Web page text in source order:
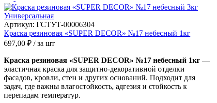
Универсальная
Артикул: ГСТУТ-00006304
Краска резиновая «SUPER DECOR» №17 небесный 1кг
697,00 ₽ / за шт
Краска резиновая «SUPER DECOR» №17 небесный 1кг —
эластичная краска для защитно-декоративной отделки
фасадов, кровли, стен и других оснований. Подходит для
задач, где важны влагостойкость, адгезия и стойкость к
перепадам температур.